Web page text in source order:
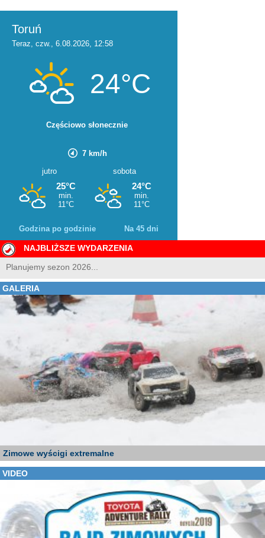
Godzina po godzinie Na 45 dni
NAJBLIŻSZE WYDARZENIA
Planujemy sezon 2026...
GALERIA
Zimowe wyścigi extremalne
VIDEO